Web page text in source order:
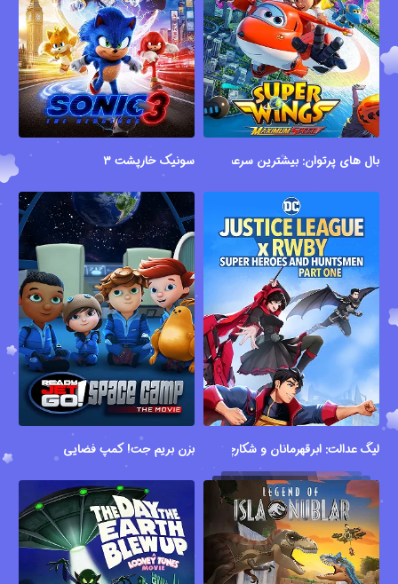
بال های پرتوان: بیشترین سرعت سونیک خارپشت ۳
لیگ عدالت: ابرقهرمانان و شکارچیان بزن بریم جت! کمپ فضایی